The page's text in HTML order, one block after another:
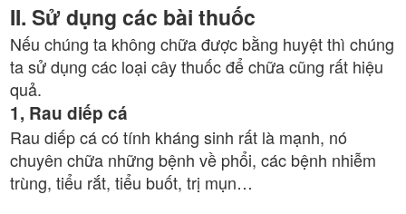
II. Sử dụng các bài thuốc
Nếu chúng ta không chữa được bằng huyệt thì chúng
ta sử dụng các loại cây thuốc để chữa cũng rất hiệu
quả.
1, Rau diếp cá
Rau diếp cá có tính kháng sinh rất là mạnh, nó
chuyên chữa những bệnh về phổi, các bệnh nhiễm
trùng, tiểu rắt, tiểu buốt, trị mụn…